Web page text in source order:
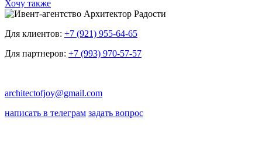
Хочу также
Для клиентов: +7 (921) 955-64-65
Для партнеров: +7 (993) 970-57-57
architectofjoy@gmail.com
написать в телеграм задать вопрос